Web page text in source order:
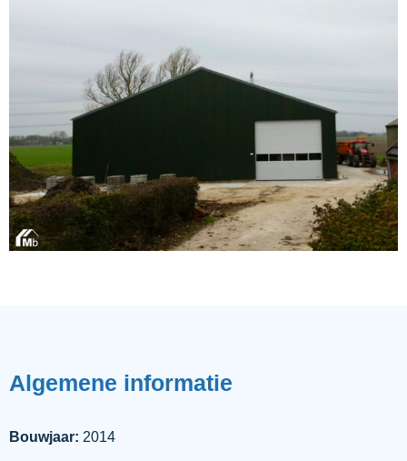
Algemene informatie
Bouwjaar: 2014